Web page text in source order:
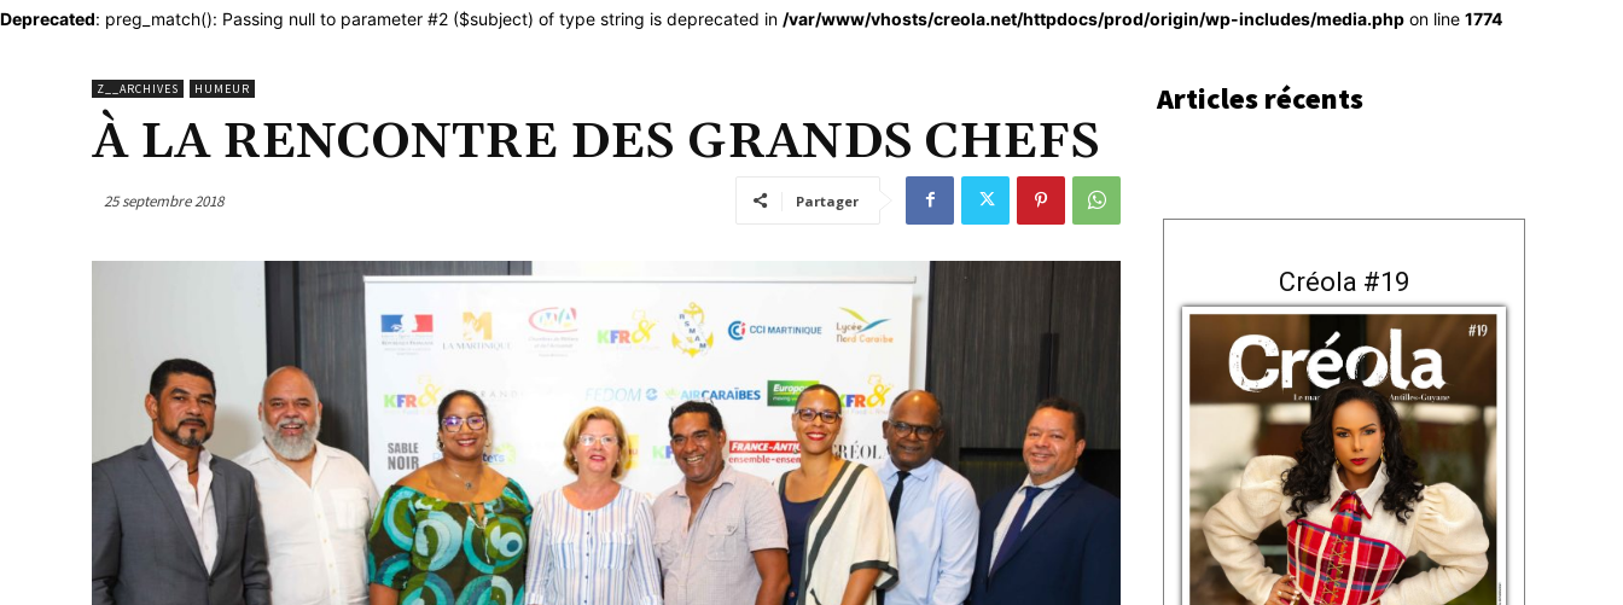
Deprecated: preg_match(): Passing null to parameter #2 ($subject) of type string is deprecated in /var/www/vhosts/creola.net/httpdocs/prod/origin/wp-includes/media.php on line 1774
Z__ARCHIVES HUMEUR
À LA RENCONTRE DES GRANDS CHEFS
25 septembre 2018 Partager
Articles récents
Créola #19